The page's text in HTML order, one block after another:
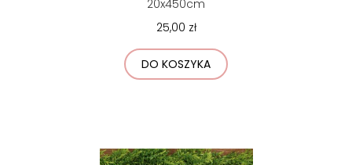
20x450cm
25,00 zł
DO KOSZYKA